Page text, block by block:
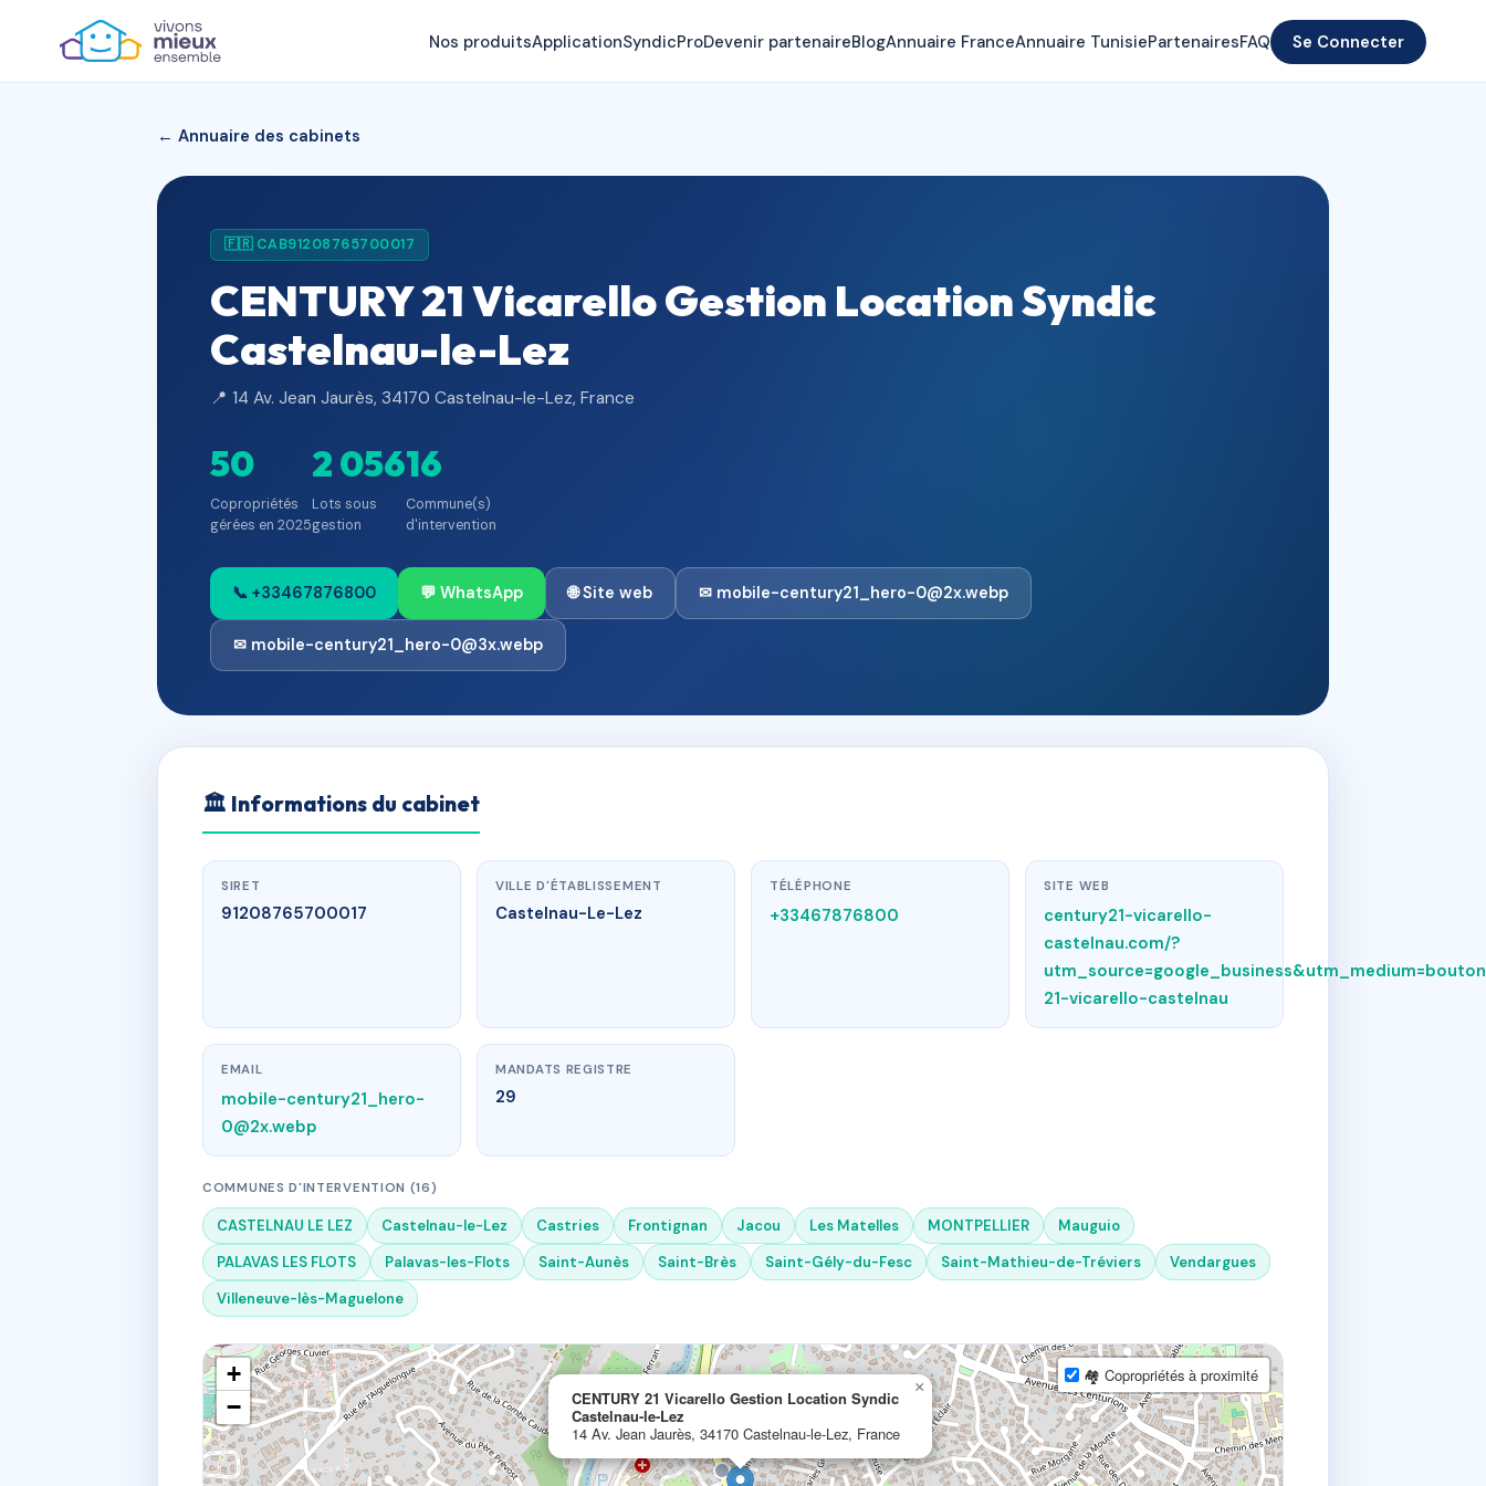
Nos produitsApplicationSyndicProDevenir partenaireBlogAnnuaire FranceAnnuaire TunisiePartenairesFAQ Se Connecter
← Annuaire des cabinets
🇫🇷 CAB91208765700017
CENTURY 21 Vicarello Gestion Location Syndic
Castelnau-le-Lez
📍 14 Av. Jean Jaurès, 34170 Castelnau-le-Lez, France
50
Copropriétés
gérées en 2025
2 056
Lots sous
gestion
16
Commune(s)
d'intervention
📞 +33467876800 💬 WhatsApp 🌐 Site web ✉ mobile-century21_hero-0@2x.webp
✉ mobile-century21_hero-0@3x.webp
🏛 Informations du cabinet
SIRET
91208765700017
VILLE D'ÉTABLISSEMENT
Castelnau-Le-Lez
TÉLÉPHONE
+33467876800
SITE WEB
century21-vicarello-
castelnau.com/?
21-vicarello-castelnau
EMAIL
mobile-century21_hero-
0@2x.webp
MANDATS REGISTRE
29
COMMUNES D'INTERVENTION (16)
CASTELNAU LE LEZ Castelnau-le-Lez Castries Frontignan Jacou Les Matelles MONTPELLIER
Mauguio
PALAVAS LES FLOTS
Palavas-les-Flots Saint-Aunès Saint-Brès Saint-Gély-du-Fesc Saint-Mathieu-de-Tréviers
Vendargues
Villeneuve-lès-Maguelone
CENTURY 21 Vicarello Gestion Location Syndic
Castelnau-le-Lez
14 Av. Jean Jaurès, 34170 Castelnau-le-Lez, France
×
+
−
🏘 Copropriétés à proximité